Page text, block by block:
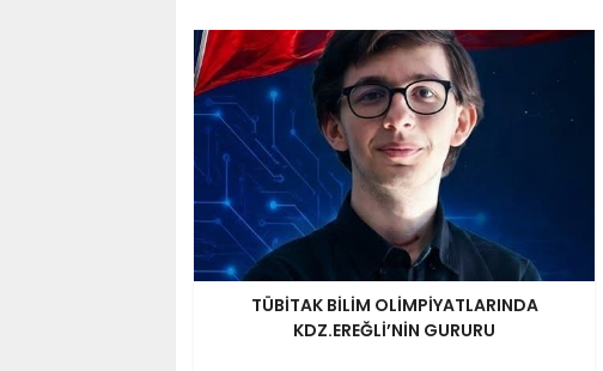
TÜBİTAK BİLİM OLİMPİYATLARINDA
KDZ.EREĞLİ’NİN GURURU